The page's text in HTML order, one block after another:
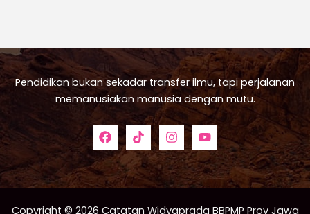
Pendidikan bukan sekadar transfer ilmu, tapi perjalanan
memanusiakan manusia dengan mutu.
Copyright © 2026 Catatan Widyaprada BBPMP Prov Jawa